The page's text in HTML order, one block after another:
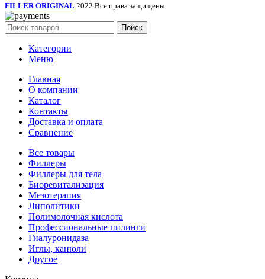
FILLER ORIGINAL 2022 Все права защищены
Поиск
Категории
Меню
Главная
О компании
Каталог
Контакты
Доставка и оплата
Сравнение
Все товары
Филлеры
Филлеры для тела
Биоревитализация
Мезотерапия
Липолитики
Полимолочная кислота
Профессиональные пилинги
Гиалуронидаза
Иглы, канюли
Другое